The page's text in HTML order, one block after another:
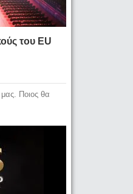
του EU
μας. Ποιος θα